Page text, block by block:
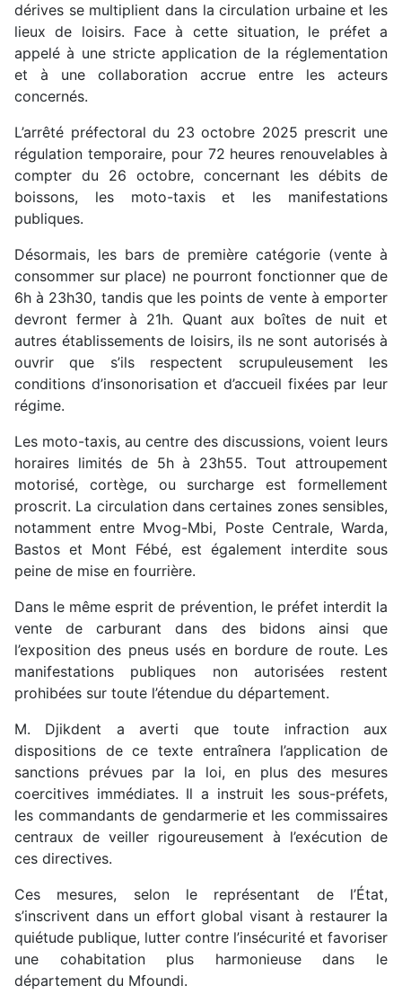
dérives se multiplient dans la circulation urbaine et les
lieux de loisirs. Face à cette situation, le préfet a
appelé à une stricte application de la réglementation
et à une collaboration accrue entre les acteurs
concernés.
L’arrêté préfectoral du 23 octobre 2025 prescrit une
régulation temporaire, pour 72 heures renouvelables à
compter du 26 octobre, concernant les débits de
boissons, les moto-taxis et les manifestations
publiques.
Désormais, les bars de première catégorie (vente à
consommer sur place) ne pourront fonctionner que de
6h à 23h30, tandis que les points de vente à emporter
devront fermer à 21h. Quant aux boîtes de nuit et
autres établissements de loisirs, ils ne sont autorisés à
ouvrir que s’ils respectent scrupuleusement les
conditions d’insonorisation et d’accueil fixées par leur
régime.
Les moto-taxis, au centre des discussions, voient leurs
horaires limités de 5h à 23h55. Tout attroupement
motorisé, cortège, ou surcharge est formellement
proscrit. La circulation dans certaines zones sensibles,
notamment entre Mvog-Mbi, Poste Centrale, Warda,
Bastos et Mont Fébé, est également interdite sous
peine de mise en fourrière.
Dans le même esprit de prévention, le préfet interdit la
vente de carburant dans des bidons ainsi que
l’exposition des pneus usés en bordure de route. Les
manifestations publiques non autorisées restent
prohibées sur toute l’étendue du département.
M. Djikdent a averti que toute infraction aux
dispositions de ce texte entraînera l’application de
sanctions prévues par la loi, en plus des mesures
coercitives immédiates. Il a instruit les sous-préfets,
les commandants de gendarmerie et les commissaires
centraux de veiller rigoureusement à l’exécution de
ces directives.
Ces mesures, selon le représentant de l’État,
s’inscrivent dans un effort global visant à restaurer la
quiétude publique, lutter contre l’insécurité et favoriser
une cohabitation plus harmonieuse dans le
département du Mfoundi.